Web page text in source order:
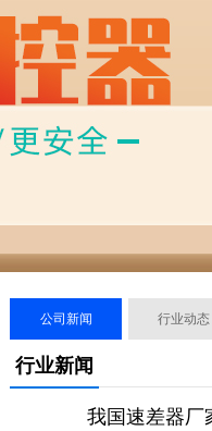
公司新闻 行业动态
行业新闻
我国速差器厂